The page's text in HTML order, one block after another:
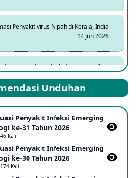
Penyakit virus Nipah di Kerala, India
14 Jun 2026
Penyakit virus Nipah di Kerala, India
di Taiwan
May 2026
PHEIC Penyakit Ebola
23 May 2026
Unduhan
Penyakit Infeksi Emerging
ke-31 Tahun 2026
Kali
Penyakit Infeksi Emerging
ke-30 Tahun 2026
Kali